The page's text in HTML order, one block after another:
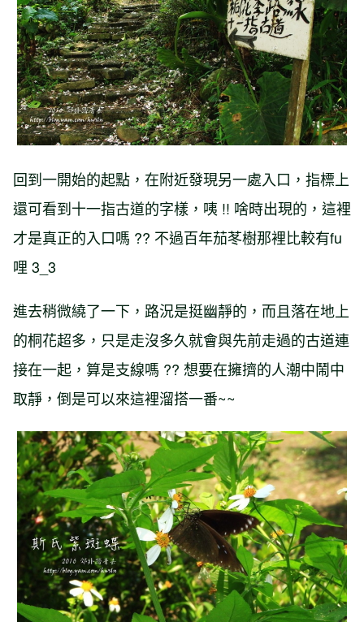
回到一開始的起點，在附近發現另一處入口，指標上
還可看到十一指古道的字樣，咦 !! 啥時出現的，這裡
才是真正的入口嗎 ?? 不過百年茄苳樹那裡比較有fu
哩 3_3
進去稍微繞了一下，路況是挺幽靜的，而且落在地上
的桐花超多，只是走沒多久就會與先前走過的古道連
接在一起，算是支線嗎 ?? 想要在擁擠的人潮中鬧中
取靜，倒是可以來這裡溜搭一番~~